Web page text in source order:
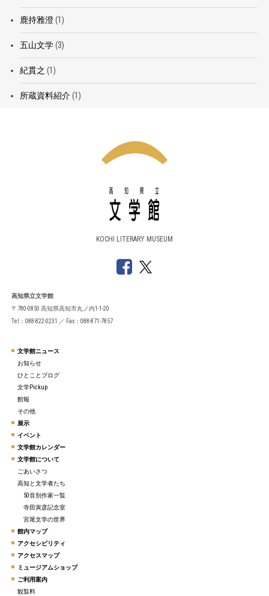
鹿持雅澄(1)
五山文学(3)
紀貫之 (1)
所蔵資料紹介(1)
KOCHI LITERARY MUSEUM
高知県立文学館
〒780-0850 高知県高知市丸ノ内1-1-20
Tel：088-822-0231 ／ Fax：088-871-7857
文学館ニュース
お知らせ
ひとことブログ
文学Pickup
館報
その他
展示
イベント
文学館カレンダー
文学館について
ごあいさつ
高知と文学者たち
50音別作家一覧
寺田寅彦記念室
宮尾文学の世界
館内マップ
アクセシビリティ
アクセスマップ
ミュージアムショップ
ご利用案内
観覧料